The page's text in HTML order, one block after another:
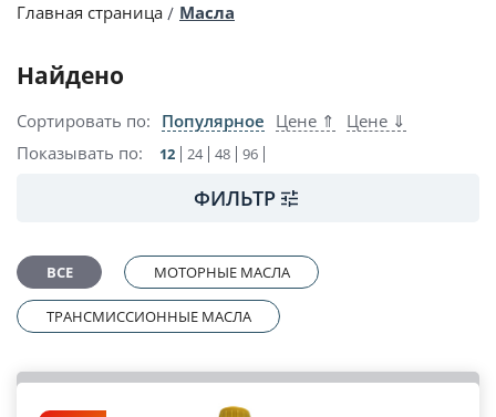
Главная страница Масла
Найдено
Сортировать по: Популярное Цене ⇑
Цене ⇓
Показывать по:
12 24 48 96
ФИЛЬТР
ВСЕ МОТОРНЫЕ МАСЛА
ТРАНСМИССИОННЫЕ МАСЛА